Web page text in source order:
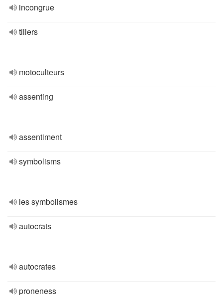
incongrue
tillers
motoculteurs
assenting
assentiment
symbolisms
les symbolismes
autocrats
autocrates
proneness